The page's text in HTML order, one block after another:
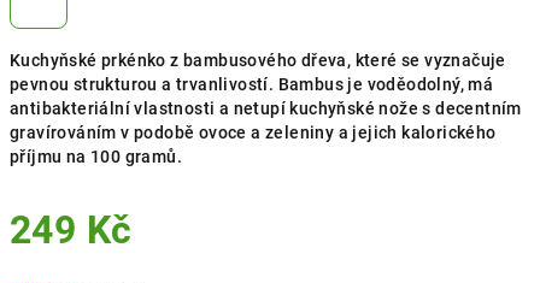
Kuchyňské prkénko z bambusového dřeva, které se vyznačuje
pevnou strukturou a trvanlivostí. Bambus je voděodolný, má
antibakteriální vlastnosti a netupí kuchyňské nože s decentním
gravírováním v podobě ovoce a zeleniny a jejich kalorického
příjmu na 100 gramů.
249 Kč